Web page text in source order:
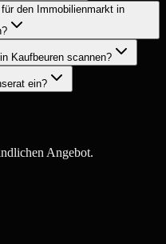
den Immobilienmarkt in
Kaufbeuren scannen?
ein?
Angebot.